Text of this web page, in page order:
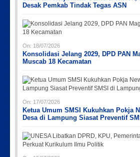
Desak Pemkab Tindak Tegas ASN
On: 18/07/2026
Konsolidasi Jelang 2029, DPD PAN
Muscab 18 Kecamatan
On: 17/07/2026
Ketua Umum SMSI Kukuhkan Pokja
Desa di Lampung Siasat Preventif